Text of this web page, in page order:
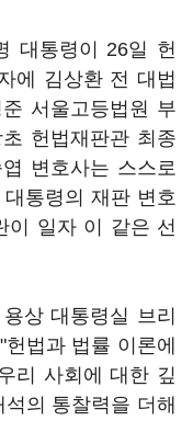
대통령이 26일 헌
에 김상환 전 대법
서울고등법원 부
헌법재판관 최종
변호사는 스스로
통령의 재판 변호
이 일자 이 같은 선
상 대통령실 브리
법과 법률 이론에
리 사회에 대한 깊
의 통찰력을 더해